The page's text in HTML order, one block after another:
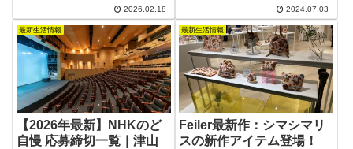
評価まで網羅。松島屋・群林堂・
岡埜榮泉との違いも紹介します。
2026.02.18
イーツを展開している同店でおす
すめなのが、「ケークベリークラ
ンベリー」。アーモンドパウダー
入りで、しっとりとしたきめ細か
い生地が魅力のパウンドケーキで
す。
2024.07.03
最新生活情報
【2026年最新】NHKのど
自慢 応募締切一覧｜津山
最新生活情報
Feiler最新作：シマシマリ
スの新作アイテム登場！